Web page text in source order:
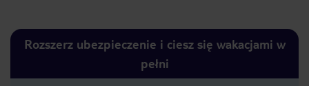
Rozszerz ubezpieczenie i ciesz się wakacjami w
pełni